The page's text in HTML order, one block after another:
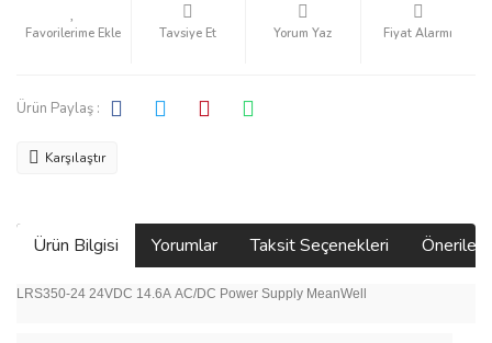
Tavsiye Et Yorum Yaz Fiyat Alarmı
Ürün Paylaş :
Karşılaştır
Ürün Bilgisi Yorumlar Taksit Seçenekleri
LRS350-24 24VDC 14.6A AC/DC Power Supply MeanWell